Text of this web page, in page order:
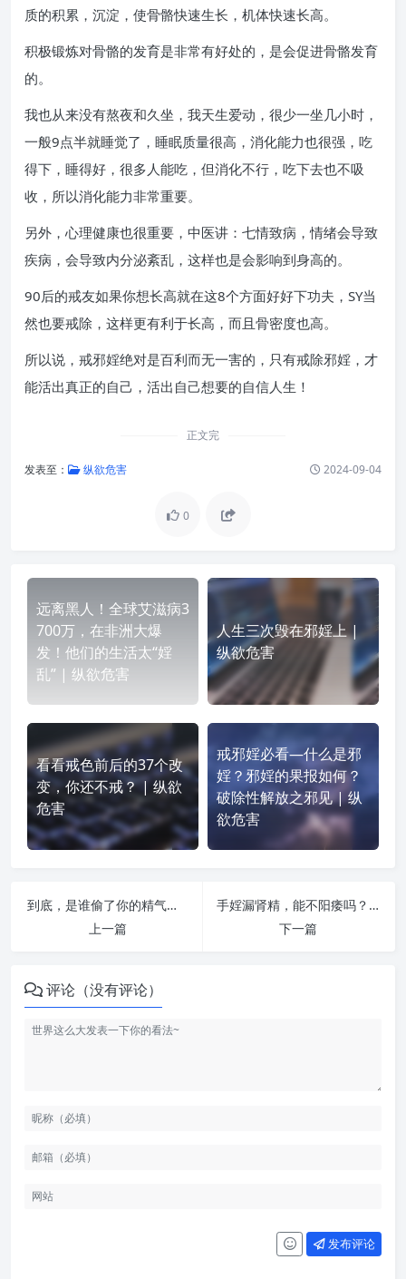
质的积累，沉淀，使骨骼快速生长，机体快速长高。
积极锻炼对骨骼的发育是非常有好处的，是会促进骨骼发育
的。
我也从来没有熬夜和久坐，我天生爱动，很少一坐几小时，
一般9点半就睡觉了，睡眠质量很高，消化能力也很强，吃
得下，睡得好，很多人能吃，但消化不行，吃下去也不吸
收，所以消化能力非常重要。
另外，心理健康也很重要，中医讲：七情致病，情绪会导致
疾病，会导致内分泌紊乱，这样也是会影响到身高的。
90后的戒友如果你想长高就在这8个方面好好下功夫，SY当
然也要戒除，这样更有利于长高，而且骨密度也高。
所以说，戒邪婬绝对是百利而无一害的，只有戒除邪婬，才
能活出真正的自己，活出自己想要的自信人生！
正文完
发表至： 纵欲危害 2024-09-04
0
远离黑人！全球艾滋病3
700万，在非洲大爆
发！他们的生活太“婬
乱” | 纵欲危害
人生三次毁在邪婬上 |
纵欲危害
看看戒色前后的37个改
变，你还不戒？ | 纵欲
危害
戒邪婬必看—什么是邪
婬？邪婬的果报如何？
破除性解放之邪见 | 纵
欲危害
到底，是谁偷了你的精气神？ | 纵欲危害
上一篇
手婬漏肾精，能不阳痿吗？ | 纵欲危害
下一篇
评论（没有评论）
发布评论